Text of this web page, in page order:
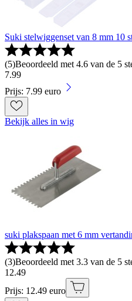
Suki stelwiggenset van 8 mm 10
(5)Beoordeeld met 4.6 van de 5
7.99
Prijs: 7.99 euro
Bekijk alles in wig
suki plakspaan met 6 mm
(3)Beoordeeld met 3.3 van de 5
12.49
Prijs: 12.49 euro